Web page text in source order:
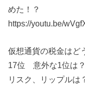
めた！？
https://youtu.be/
仮想通貨の税金は
17位 意外な1位は
リスク、リップル